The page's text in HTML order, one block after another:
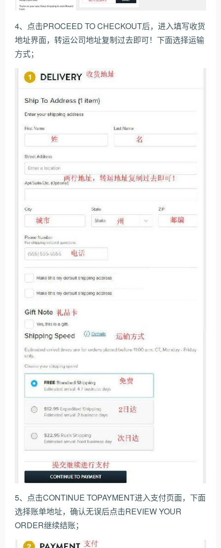
4、点击PROCEED TO CHECKOUT后，进入填写收货
地址界面，转运公司地址复制过去即可！下面选择运输
方式；
5、点击CONTINUE TOPAYMENT进入支付页面，下面
选择账单地址，确认无误后点击REVIEW YOUR
ORDER继续结账；